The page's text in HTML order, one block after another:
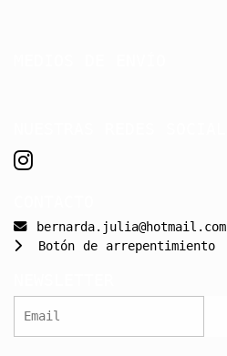
bernarda.julia@hotmail.com
Botón de arrepentimiento